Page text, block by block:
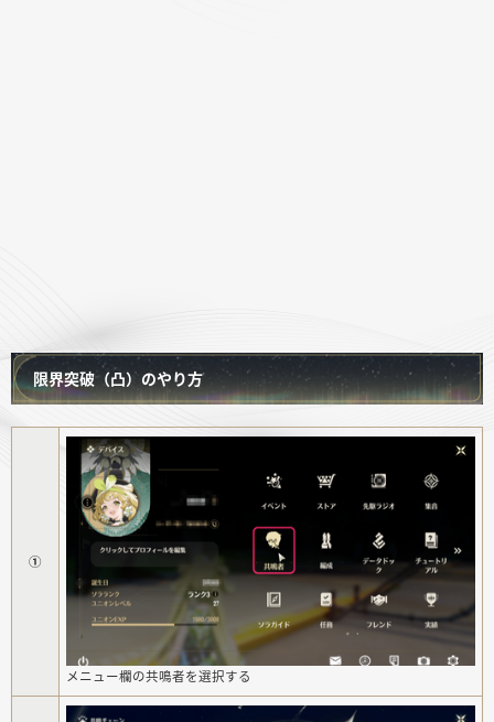
限界突破（凸）のやり方
①
メニュー欄の共鳴者を選択する